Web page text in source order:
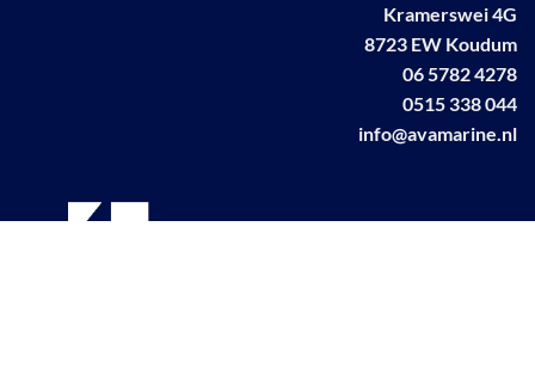
Kramerswei 4G
8723 EW Koudum
06 5782 4278
0515 338 044
info@avamarine.nl